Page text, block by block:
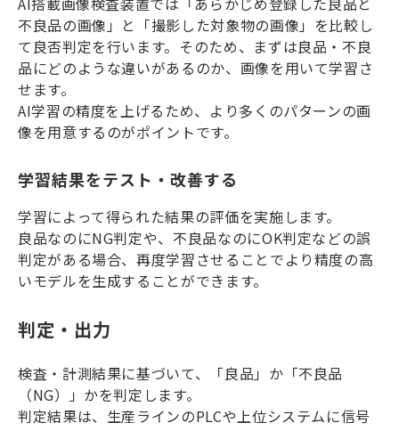
不良品の画像」と「撮影した対象物の画像」を比較し
て良否判定を行います。そのため、まずは良品・不良
品にどのような違いがあるのか、画像を用いて学習さ
せます。
AI学習の精度を上げるため、より多くのパターンの画
像を用意するのがポイントです。
学習結果をテスト・改善する
学習によって得られた結果の評価を実施します。
良品なのにNG判定や、不良品なのにOK判定などの誤
判定がある場合、再度学習させることでより精度の高
いモデルを生成することができます。
判定・出力
検査・計測結果に基づいて、「良品」か「不良品
（NG）」かを判定します。
判定結果は、生産ラインのPLCや上位システムに信号